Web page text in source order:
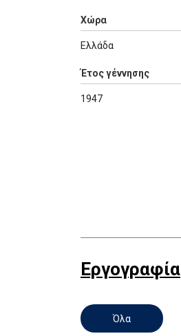
Χώρα
Ελλάδα
Έτος γέννησης
1947
Εργογραφία
Όλα